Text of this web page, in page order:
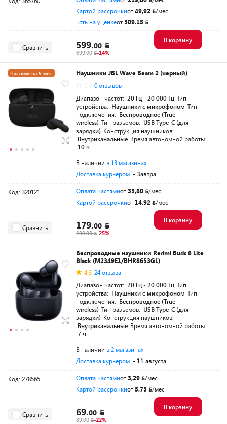
Картой рассрочкиот49,92
/мес
Есть на уценкеот 509.15
Сравнить 599.00
699.00 -14%
В корзину
Частями на 5 мес.
Наушники JBL Wave Beam 2 (черный)
0 отзывов
Диапазон частот: 20 Гц - 20 000 Гц Тип
устройства: Наушники с микрофоном Тип
подключения: Беспроводное (True
wireless) Тип разъемов: USB Type-C (для
зарядки) Конструкция наушников:
Внутриканальные Время автономной работы:
10 ч
В наличии в 13 магазинах
Доставка курьером - Завтра
Код: 320121 Оплата частямиот35,80
/мес
Картой рассрочкиот 14,92 /мес
Сравнить 179.00
239.00 -25%
В корзину
Беспроводные наушники Redmi Buds 6 Lite
Black (M2349E1/BHR8653GL)
4.3 24 отзыва
Диапазон частот: 20 Гц - 20 000 Гц Тип
устройства: Наушники с микрофоном Тип
подключения: Беспроводное (True
wireless) Тип разъемов: USB Type-C (для
зарядки) Конструкция наушников:
Внутриканальные Время автономной работы:
7 ч
В наличии в 2 магазинах
Доставка курьером - 11 августа
Код: 278565 Оплата частямиот3,29
/мес
Картой рассрочкиот 5,75 /мес
Сравнить 69.00
89.00 -22%
В корзину